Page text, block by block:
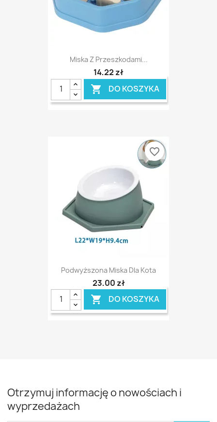
Miska Z Przeszkodami...
14,22 zł
 DO KOSZYKA
Podwyższona Miska Dla Kota
23,00 zł
 DO KOSZYKA
favorite_border
Otrzymuj informację o nowościach i
wyprzedażach